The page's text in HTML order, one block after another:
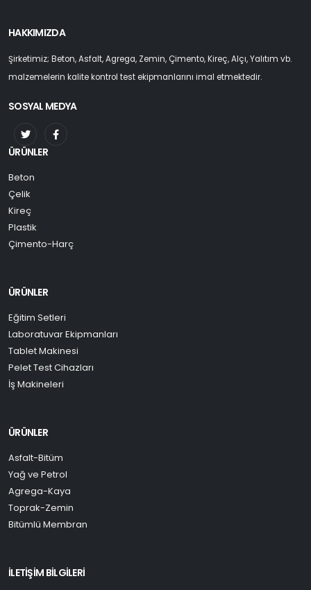
HAKKIMIZDA
Şirketimiz; Beton, Asfalt, Agrega, Zemin, Çimento, Kireç, Alçı, Yalıtım vb.
malzemelerin kalite kontrol test ekipmanlarını imal etmektedir.
SOSYAL MEDYA
ÜRÜNLER
Beton
Çelik
Kireç
Plastik
Çimento-Harç
ÜRÜNLER
Eğitim Setleri
Laboratuvar Ekipmanları
Tablet Makinesi
Pelet Test Cihazları
İş Makineleri
ÜRÜNLER
Asfalt-Bitüm
Yağ ve Petrol
Agrega-Kaya
Toprak-Zemin
Bitümlü Membran
İLETİŞİM BİLGİLERİ